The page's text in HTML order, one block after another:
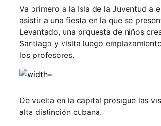
Va primero a la Isla de la Juventud a
asistir a una fiesta en la que se
Levantado, una orquesta de niños
Santiago y visita luego
los profesores.
De vuelta en la capital prosigue las
alta distinción cubana.